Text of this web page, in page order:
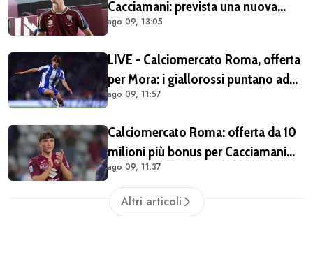
Cacciamani: prevista una nuova
offerta tra oggi e domani
ago 09, 13:05
LIVE - Calciomercato Roma, offerta
per Mora: i giallorossi puntano ad
acquistarlo a titolo definitivo.
ago 09, 11:57
Calciomercato Roma: offerta da 10
milioni più bonus per Cacciamani
ma c'è distanza, interesse anche
dell'Inter. Cherubini vicino al
Benevento
ago 09, 11:37
Altri articoli